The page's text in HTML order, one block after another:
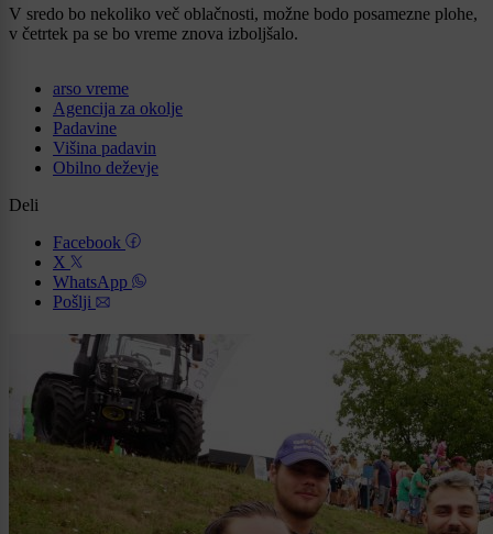
V sredo bo nekoliko več oblačnosti, možne bodo posamezne plohe,
v četrtek pa se bo vreme znova izboljšalo.
arso vreme
Agencija za okolje
Padavine
Višina padavin
Obilno deževje
Deli
Facebook
X
WhatsApp
Pošlji